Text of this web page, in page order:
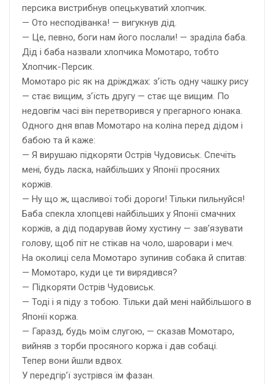
персика вистрибнув опецькуватий хлопчик.
— Ото несподіванка! — вигукнув дід.
— Це, певно, боги нам його послали! — зраділа баба.
Дід і баба назвали хлопчика Момотаро, тобто
Хлопчик-Персик.
Момотаро ріс як на дріжджах: з’їсть одну чашку рису
— стає вищим, з’їсть другу — стає ще вищим. По
недовгім часі він перетворився у прегарного юнака.
Одного дня впав Момотаро на коліна перед дідом і
бабою та й каже:
— Я вирушаю підкоряти Острів Чудовиськ. Спечіть
мені, будь ласка, найбільших у Японії просяних
коржів.
— Ну що ж, щасливої тобі дороги! Тільки пильнуйся!
Баба спекла хлопцеві найбільших у Японії смачних
коржів, а дід подарував йому хустину — зав’язувати
голову, щоб піт не стікав на чоло, шаровари і меч.
На околиці села Момотаро зупинив собака й спитав:
— Момотаро, куди це ти вирядився?
— Підкоряти Острів Чудовиськ.
— Тоді і я піду з тобою. Тільки дай мені найбільшого в
Японії коржа.
— Гаразд, будь моїм слугою, — сказав Момотаро,
вийняв з торби просяного коржа і дав собаці.
Тепер вони йшли вдвох.
У передгір’ї зустрівся їм фазан.